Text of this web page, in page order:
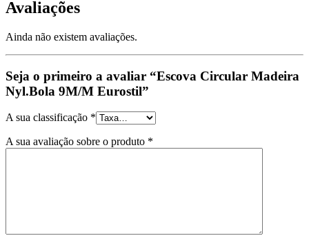
Avaliações
Ainda não existem avaliações.
Seja o primeiro a avaliar “Escova Circular Madeira
Nyl.Bola 9M/M Eurostil”
A sua classificação *
A sua avaliação sobre o produto *